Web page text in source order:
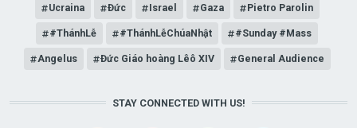
Ucraina Đức Israel Gaza Pietro Parolin
#ThánhLễ #ThánhLễChúaNhật #Sunday #Mass
Angelus Đức Giáo hoàng Lêô XIV General Audience
STAY CONNECTED WITH US!